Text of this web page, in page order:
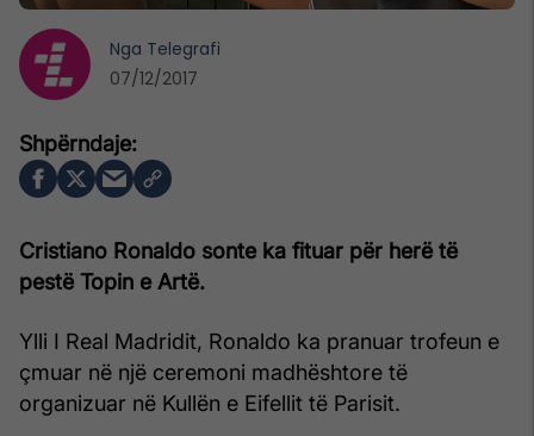
Cristiano Ronaldo sonte ka fituar për herë të
pestë Topin e Artë.
Ylli I Real Madridit, Ronaldo ka pranuar trofeun e
çmuar në një ceremoni madhështore të
organizuar në Kullën e Eifellit të Parisit.
Nga Telegrafi
07/12/2017